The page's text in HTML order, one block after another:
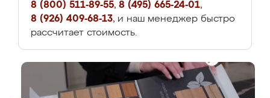
8 (800) 511-89-55, 8 (495) 665-24-01,
8 (926) 409-68-13, и наш менеджер быстро
рассчитает стоимость.